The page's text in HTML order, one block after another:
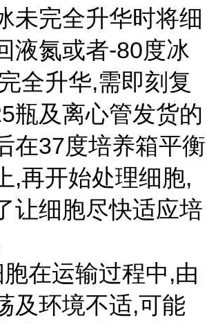
未完全升华时将细
液氮或者-80度冰
全升华,需即刻复
瓶及离心管发货的
在37度培养箱平衡
,再开始处理细胞,
让细胞尽快适应培
在运输过程中,由
及环境不适,可能